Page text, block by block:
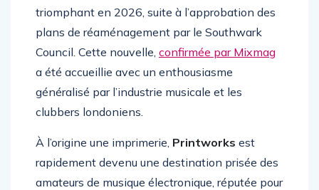
triomphant en 2026, suite à l’approbation des
plans de réaménagement par le Southwark
Council. Cette nouvelle, confirmée par Mixmag
a été accueillie avec un enthousiasme
généralisé par l’industrie musicale et les
clubbers londoniens.
À l’origine une imprimerie, Printworks est
rapidement devenu une destination prisée des
amateurs de musique électronique, réputée pour